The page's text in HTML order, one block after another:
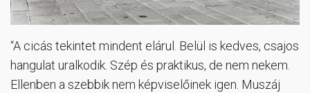
“A cicás tekintet mindent elárul. Belül is kedves, csajos
hangulat uralkodik. Szép és praktikus, de nem nekem.
Ellenben a szebbik nem képviselőinek igen. Muszáj